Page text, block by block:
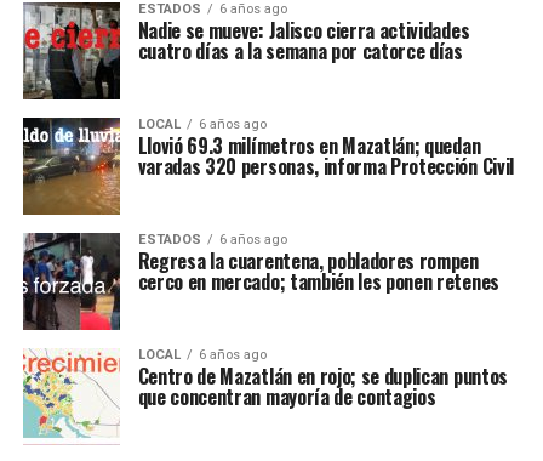
ESTADOS 6 años ago
Nadie se mueve: Jalisco cierra actividades
cuatro días a la semana por catorce días
LOCAL 6 años ago
Llovió 69.3 milímetros en Mazatlán; quedan
varadas 320 personas, informa Protección Civil
ESTADOS 6 años ago
Regresa la cuarentena, pobladores rompen
cerco en mercado; también les ponen retenes
LOCAL 6 años ago
Centro de Mazatlán en rojo; se duplican puntos
que concentran mayoría de contagios